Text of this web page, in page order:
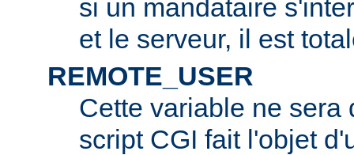
si un mandataire
et le serveur, il est
REMOTE_USER
Cette variable ne sera
script CGI fait l'objet